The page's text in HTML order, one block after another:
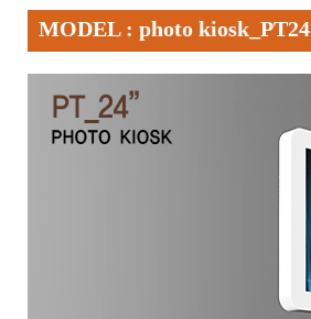
MODEL : photo kiosk_PT24